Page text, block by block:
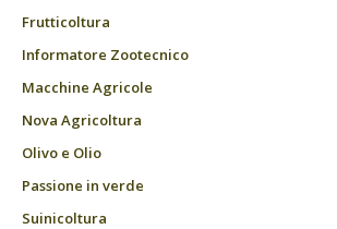
Frutticoltura
Informatore Zootecnico
Macchine Agricole
Nova Agricoltura
Olivo e Olio
Passione in verde
Suinicoltura